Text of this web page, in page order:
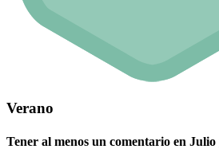
Verano
Tener al menos un comentario en